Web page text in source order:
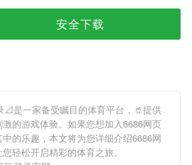
安全下载
📐是一家备受瞩目的体育平台，🥤提供
的游戏体验。如果您想加入6686网页
的乐趣，本文将为您详细介绍6686网
轻松开启精彩的体育之旅。